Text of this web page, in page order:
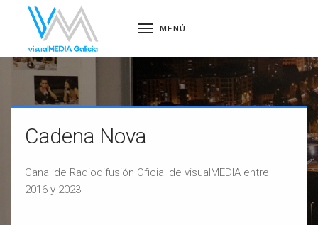
MENÚ
Cadena Nova
Canal de Radiodifusión Oficial de visualMEDIA entre
2016 y 2023